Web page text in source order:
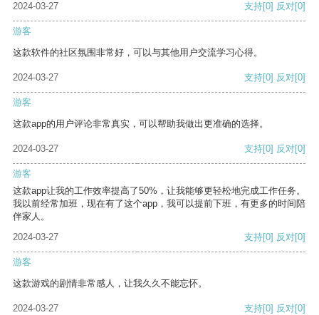
2024-03-27
支持[0] 反对[0]
游客
这款软件的社区氛围非常好，可以与其他用户交流学习心得。
2024-03-27 支持[0] 反对[0]
游客
这款app的用户评论非常真实，可以帮助我做出更准确的选择。
2024-03-27 支持[0] 反对[0]
游客
这款app让我的工作效率提高了50%，让我能够更轻松地完成工作任务。
我以前经常加班，现在有了这个app，我可以提前下班，有更多的时间陪
伴家人。
2024-03-27
支持[0] 反对[0]
游客
这款游戏的剧情非常感人，让我久久不能忘怀。
2024-03-27 支持[0] 反对[0]